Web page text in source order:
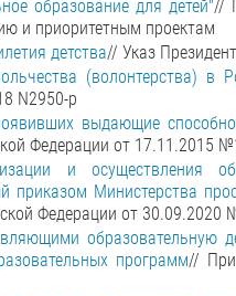
образование для детей"//
и приоритетным проектам
детства// Указ
(волонтерства) в
N2950-р
выдающие
Федерации от 17.11.2015
и осуществления
Министерства
Федерации от 30.09.2020
образовательную
программ//